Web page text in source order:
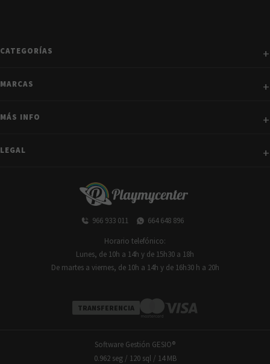
CATEGORÍAS
MARCAS
MÁS INFO
LEGAL
966 933 011 664 648 896
Horario telefónico:
Lunes, de 10h a 14h y de 15h30 a 18h
De martes a viernes, de 10h a 14h y de 16h30 h a 20h
TRANSFERENCIA
Software Gestión GESIO®
0.962 seg / 120 sql/ 14 MB